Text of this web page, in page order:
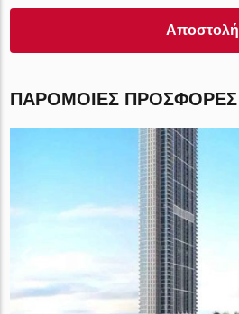
Αποστολή
ΠΑΡΌΜΟΙΕΣ ΠΡΟΣΦΟΡΈΣ